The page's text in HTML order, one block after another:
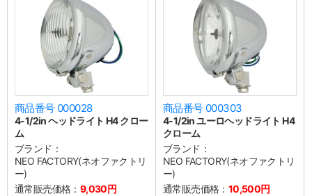
商品番号 000028
4-1/2in ヘッドライト H4 クロー
ム
ブランド：
NEO FACTORY(ネオファクトリ
ー)
通常販売価格： 9,030円
商品番号 000303
4-1/2in ユーロヘッドライト H4
クローム
ブランド：
NEO FACTORY(ネオファクトリ
ー)
通常販売価格： 10,500円